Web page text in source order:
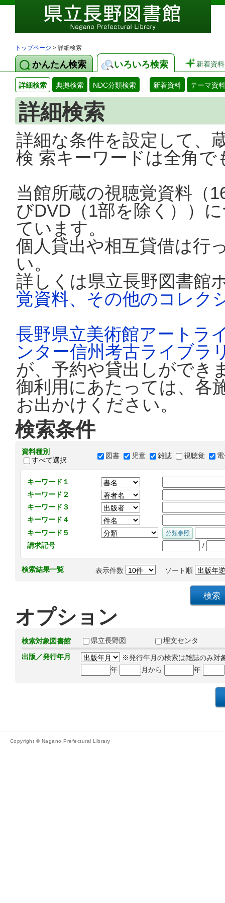
トップページ > 詳細検索
かんたん検索 いろいろ検索 新着資料
詳細検索 典拠検索 NDC分類検索 新着資料 テーマ資料
詳細検索
詳細な条件を設定して、
検 索キーワードは全角
当館所蔵の視聴覚資料（
びDVD（1部を除く））
ています。
個人貸出や相互貸借は行
い。
詳しくは県立長野図書館
覚資料、その他のコレク
長野県立美術館アートラ
ンター信州考古ライブラ
が、予約や貸出しができ
御利用にあたっては、各
お出かけください。
検索条件
資料種別
すべて選択
図書 児童 雑誌 視聴覚
キーワード１
キーワード２
キーワード３
キーワード４
キーワード５
請求記号
/
検索結果一覧 表示件数 ソート順
オプション
検索対象図書館 県立長野図
埋文センタ
出版／発行年月
※発行年月の検索は雑誌のみ対
年
月から 年
Copyright © Nagano Prefectural Library